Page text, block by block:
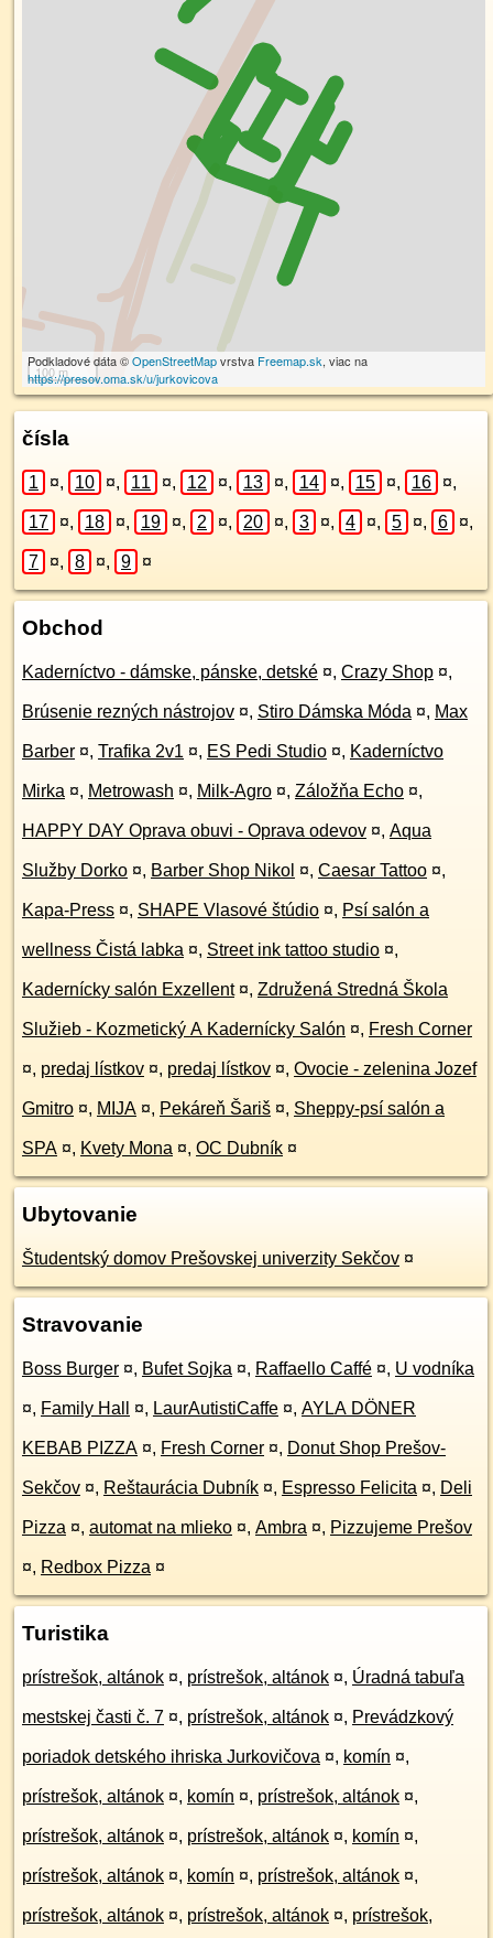
100 m
Podkladové dáta ©OpenStreetMapvrstva Freemap.sk, viac na
https://presov.oma.sk/u/jurkovicova
čísla
1 ¤, 10 ¤, 11 ¤, 12 ¤, 13 ¤, 14 ¤, 15 ¤, 16 ¤,
17 ¤, 18 ¤, 19 ¤, 2 ¤, 20 ¤, 3 ¤, 4 ¤, 5 ¤, 6 ¤,
7 ¤, 8 ¤, 9 ¤
Obchod
Kaderníctvo - dámske, pánske, detské ¤, Crazy Shop ¤,
Brúsenie rezných nástrojov ¤, Stiro Dámska Móda ¤, Max
Barber ¤, Trafika 2v1 ¤, ES Pedi Studio ¤, Kaderníctvo
Mirka ¤, Metrowash ¤, Milk-Agro ¤, Záložňa Echo ¤,
HAPPY DAY Oprava obuvi - Oprava odevov ¤, Aqua
Služby Dorko ¤, Barber Shop Nikol ¤, Caesar Tattoo ¤,
Kapa-Press ¤, SHAPE Vlasové štúdio ¤, Psí salón a
wellness Čistá labka ¤, Street ink tattoo studio ¤,
Kadernícky salón Exzellent ¤, Združená Stredná Škola
Služieb - Kozmetický A Kadernícky Salón ¤, Fresh Corner
¤, predaj lístkov ¤, predaj lístkov ¤, Ovocie - zelenina Jozef
Gmitro ¤, MIJA ¤, Pekáreň Šariš ¤, Sheppy-psí salón a
SPA ¤, Kvety Mona ¤, OC Dubník ¤
Ubytovanie
Študentský domov Prešovskej univerzity Sekčov ¤
Stravovanie
Boss Burger ¤, Bufet Sojka ¤, Raffaello Caffé ¤, U vodníka
¤, Family Hall ¤, LaurAutistiCaffe ¤, AYLA DÖNER
KEBAB PIZZA ¤, Fresh Corner ¤, Donut Shop Prešov-
Sekčov ¤, Reštaurácia Dubník ¤, Espresso Felicita ¤, Deli
Pizza ¤, automat na mlieko ¤, Ambra ¤, Pizzujeme Prešov
¤, Redbox Pizza ¤
Turistika
prístrešok, altánok ¤, prístrešok, altánok ¤, Úradná tabuľa
mestskej časti č. 7 ¤, prístrešok, altánok ¤, Prevádzkový
poriadok detského ihriska Jurkovičova ¤, komín ¤,
prístrešok, altánok ¤, komín ¤, prístrešok, altánok ¤,
prístrešok, altánok ¤, prístrešok, altánok ¤, komín ¤,
prístrešok, altánok ¤, komín ¤, prístrešok, altánok ¤,
prístrešok, altánok ¤, prístrešok, altánok ¤, prístrešok,